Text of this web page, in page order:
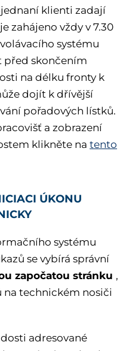
klienti zadají
zahájeno vždy v 7.30
systému
před skončením
na délku fronty k
dojít k dřívější
pořadových lístků.
a zobrazení
klikněte na tento
ÚKONU
systému
se vybírá správní
započatou stránku ,
na technickém nosiči
adresované